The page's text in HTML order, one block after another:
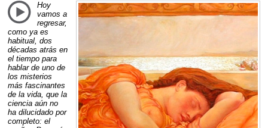
Hoy
vamos a
regresar,
como ya es
habitual, dos
décadas atrás en
el tiempo para
hablar de uno de
los misterios
más fascinantes
de la vida, que la
ciencia aún no
ha dilucidado por
completo: el